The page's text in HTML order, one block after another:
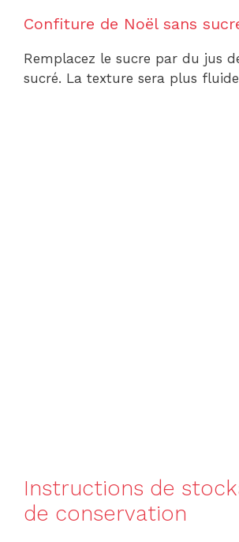
Confiture de Noël sans
Remplacez le sucre par du jus
sucré. La texture sera plus
Instructions de
de conservation